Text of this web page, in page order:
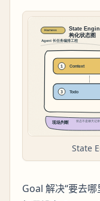
State
Goal 解决“要去哪